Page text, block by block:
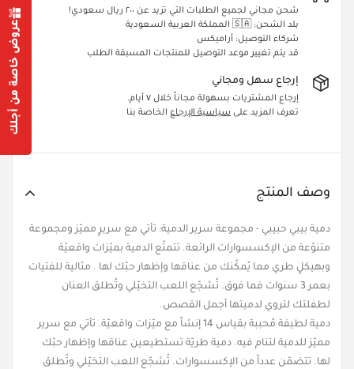
شحن مجاني لجميع الطلبات التي تزيد عن ٢٠٠ ريال سعودي!
بلد الشحن: 🇸🇦 المملكة العربية السعودية
شركاء التوصيل: أراميكس
قد يتم تغيير موعد التوصيل للمنتجات المسبقة الطلب
إرجاع سهل ومجاني
إرجاع المشتريات بسهولة مجاناً خلال ٧ أيام.
تعرف المزيد على سياسية الإرجاع الخاصة بنا
وصف المنتج
دمية بيبي حبيبي - مجموعة سرير الدمية: تأتي مع سريرٍ مميّز ومجموعة
متنوّعة من الإكسسوارات الرائعة. تتمتّع الدمية بميّزات واقعيّة
وبهيكلٍ طري مما يُمكّنك من عناقها وإظهار حبّك لها . مثالية للفتيات
بعمر 3 سنوات فما فوق. تُشجّع اللعب التخيّلي وتُطلق العنان
لطفلتك لتروي لدميتها أجمل القصص.
دمية لطيفة مُحببة بقياس 14 إنشاً مع ميّزات واقعيّة. تأتي مع سرير
مميّز للدمية لتنام فيه. دمية طريّة تستطيعين عناقها وإظهار حبّك
لها. تتضمّن عدداً من الإكسسوارات. تُشجّع اللعب التخيّلي وتُطلق
Are you 18 years old or older? عروض خاصة من أجلك